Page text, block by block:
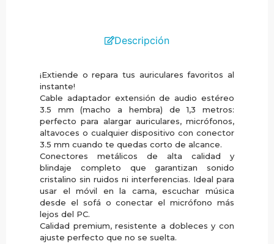
Descripción
¡Extiende o repara tus auriculares favoritos al
instante!
Cable adaptador extensión de audio estéreo
3.5 mm (macho a hembra) de 1,3 metros:
perfecto para alargar auriculares, micrófonos,
altavoces o cualquier dispositivo con conector
3.5 mm cuando te quedas corto de alcance.
Conectores metálicos de alta calidad y
blindaje completo que garantizan sonido
cristalino sin ruidos ni interferencias. Ideal para
usar el móvil en la cama, escuchar música
desde el sofá o conectar el micrófono más
lejos del PC.
Calidad premium, resistente a dobleces y con
ajuste perfecto que no se suelta.